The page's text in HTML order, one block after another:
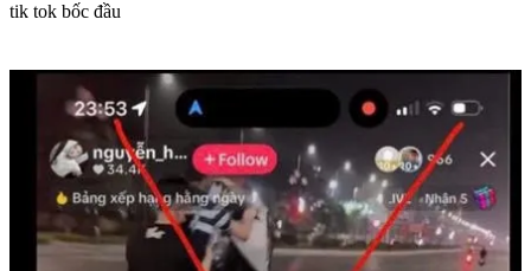
tik tok bốc đầu